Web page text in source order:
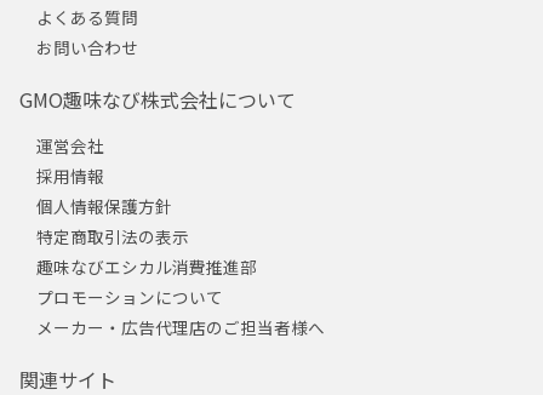
よくある質問
お問い合わせ
GMO趣味なび株式会社について
運営会社
採用情報
個人情報保護方針
特定商取引法の表示
趣味なびエシカル消費推進部
プロモーションについて
メーカー・広告代理店のご担当者様へ
関連サイト